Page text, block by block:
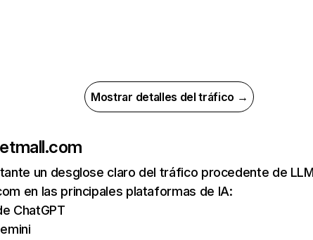
Mostrar detalles del tráfico →
tmall.com
un desglose claro del tráfico procedente de
en las principales plataformas de IA:
ChatGPT